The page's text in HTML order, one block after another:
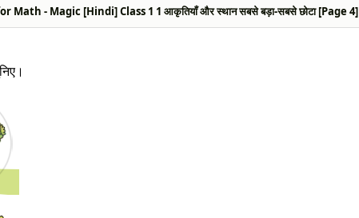
Math - Magic [Hindi] Class 1 1 आकृतियाँ और स्थान सबसे बड़ा-सबसे छोटा [Page 4]